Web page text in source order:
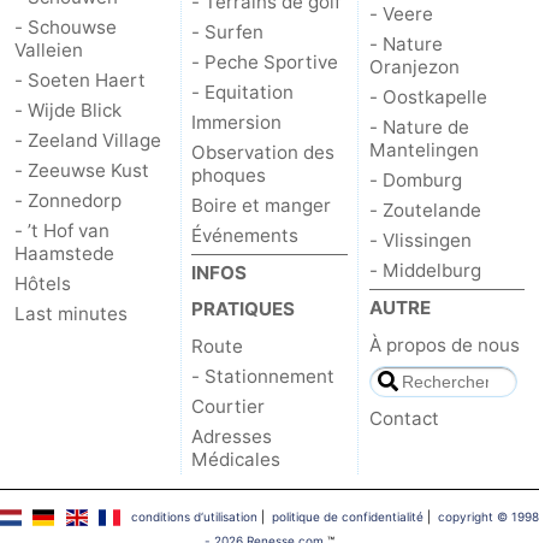
- Schouwse
Valleien
- Soeten Haert
- Wijde Blick
- Zeeland Village
- Zeeuwse Kust
- Zonnedorp
- ’t Hof van
Haamstede
Hôtels
Last minutes
- Surfen
- Peche Sportive
- Equitation
Immersion
Observation des
phoques
Boire et manger
Événements
INFOS
PRATIQUES
Route
- Stationnement
Courtier
Adresses
Médicales
- Veere
- Nature
Oranjezon
- Oostkapelle
- Nature de
Mantelingen
- Domburg
- Zoutelande
- Vlissingen
- Middelburg
AUTRE
À propos de nous
Contact
conditions d‘utilisation politique de confidentialité| copyright © 1998